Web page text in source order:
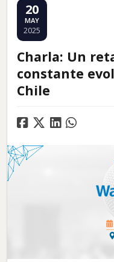
20
MAY
2025
Charla: Un
constante
Chile